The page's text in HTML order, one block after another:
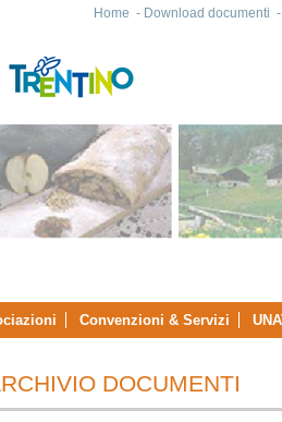
Home - Download documenti
Convenzioni & Servizi
DOCUMENTI